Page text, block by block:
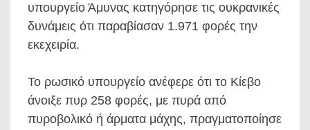
υπουργείο Άμυνας κατηγόρησε τις ουκρανικές
δυνάμεις ότι παραβίασαν 1.971 φορές την
εκεχειρία.
Το ρωσικό υπουργείο ανέφερε ότι το Κίεβο
άνοιξε πυρ 258 φορές, με πυρά από
πυροβολικό ή άρματα μάχης, πραγματοποίησε